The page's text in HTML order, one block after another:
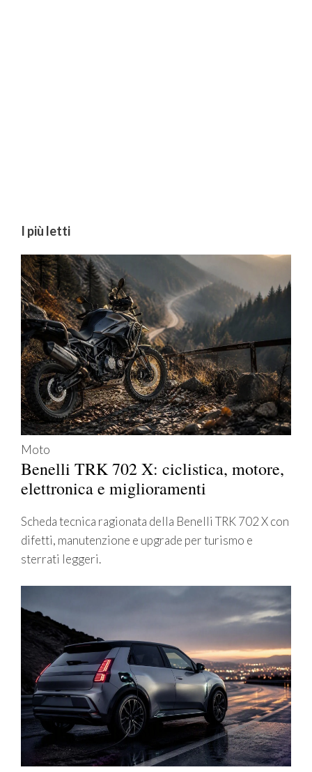
I più letti
Moto
Benelli TRK 702 X: ciclistica, motore,
elettronica e miglioramenti
Scheda tecnica ragionata della Benelli TRK 702 X con
difetti, manutenzione e upgrade per turismo e
sterrati leggeri.